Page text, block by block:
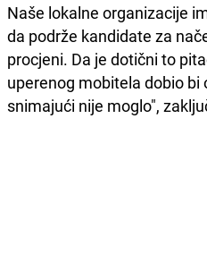
Naše lokalne organizacije
da podrže kandidate za
procjeni. Da je dotični to
uperenog mobitela dobio
snimajući nije moglo",